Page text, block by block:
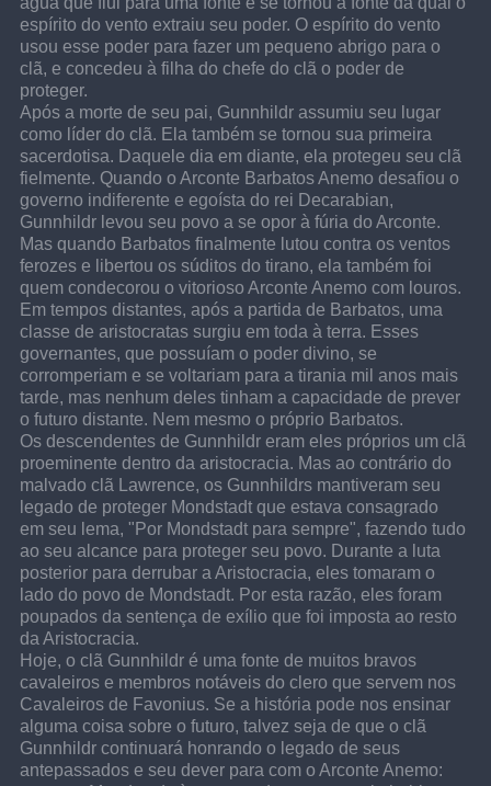
espírito do vento extraiu seu poder. O espírito do vento
usou esse poder para fazer um pequeno abrigo para o
clã, e concedeu à filha do chefe do clã o poder de
proteger.
Após a morte de seu pai, Gunnhildr assumiu seu lugar
como líder do clã. Ela também se tornou sua primeira
sacerdotisa. Daquele dia em diante, ela protegeu seu clã
fielmente. Quando o Arconte Barbatos Anemo desafiou o
governo indiferente e egoísta do rei Decarabian,
Gunnhildr levou seu povo a se opor à fúria do Arconte.
Mas quando Barbatos finalmente lutou contra os ventos
ferozes e libertou os súditos do tirano, ela também foi
quem condecorou o vitorioso Arconte Anemo com louros.
Em tempos distantes, após a partida de Barbatos, uma
classe de aristocratas surgiu em toda à terra. Esses
governantes, que possuíam o poder divino, se
corromperiam e se voltariam para a tirania mil anos mais
tarde, mas nenhum deles tinham a capacidade de prever
o futuro distante. Nem mesmo o próprio Barbatos.
Os descendentes de Gunnhildr eram eles próprios um clã
proeminente dentro da aristocracia. Mas ao contrário do
malvado clã Lawrence, os Gunnhildrs mantiveram seu
legado de proteger Mondstadt que estava consagrado
em seu lema, "Por Mondstadt para sempre", fazendo tudo
ao seu alcance para proteger seu povo. Durante a luta
posterior para derrubar a Aristocracia, eles tomaram o
lado do povo de Mondstadt. Por esta razão, eles foram
poupados da sentença de exílio que foi imposta ao resto
da Aristocracia.
Hoje, o clã Gunnhildr é uma fonte de muitos bravos
cavaleiros e membros notáveis do clero que servem nos
Cavaleiros de Favonius. Se a história pode nos ensinar
alguma coisa sobre o futuro, talvez seja de que o clã
Gunnhildr continuará honrando o legado de seus
antepassados e seu dever para com o Arconte Anemo: